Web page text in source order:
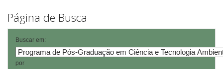
Página de Busca
Buscar em:
por